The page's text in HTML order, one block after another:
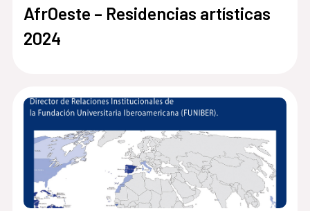
AfrOeste – Residencias artísticas
2024